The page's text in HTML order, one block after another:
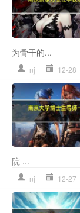
为骨干的...
nj 12-28
院 ...
nj 12-27